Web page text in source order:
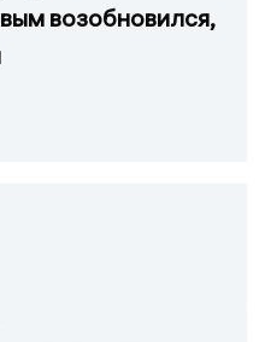
возобновился,